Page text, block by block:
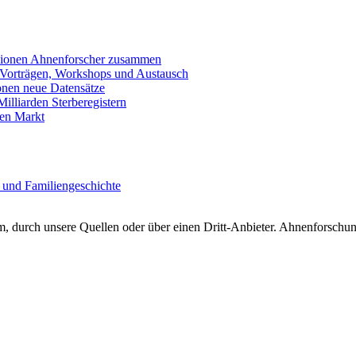
Ahnenforscher zusammen
Workshops und Austausch
neue Datensätze
Sterberegistern
Markt
Familiengeschichte
unsere Quellen oder über einen Dritt-Anbieter.